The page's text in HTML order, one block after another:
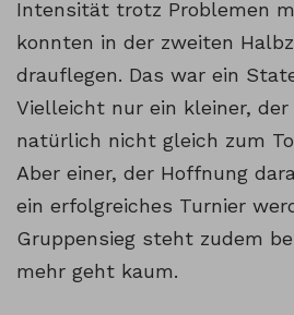
Intensität trotz Problemen
konnten in der zweiten
drauflegen. Das war ein
Vielleicht nur ein kleiner, der
natürlich nicht gleich zum
Aber einer, der Hoffnung
ein erfolgreiches Turnier
Gruppensieg steht zudem
mehr geht kaum.